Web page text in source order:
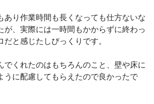
あり作業時間も長くなっても仕方ないな
が、実際には一時間もかからずに終わっ
と感じたしびっくりです。
でくれたのはもちろんのこと、壁や床に
うに配慮してもらえたので良かったで